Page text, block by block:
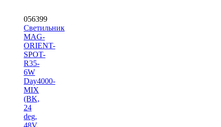
056399
Светильник
MAG-
ORIENT-
SPOT-
R35-
6W
Day4000-
MIX
(BK,
24
deg,
48V,